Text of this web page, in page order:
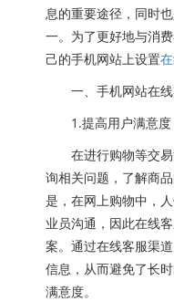
息的重要途径，同时
一。为了更好地与消
己的手机网站上设置
一、手机网站在线
1.提高用户满意度
在进行购物等交易
询相关问题，了解商
是，在网上购物中，
业员沟通，因此在线
案。通过在线客服渠
信息，从而避免了长
满意度。